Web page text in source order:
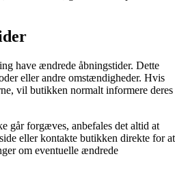
have ændrede åbningstider. Dette
eller andre omstændigheder. Hvis
vil butikken normalt informere deres
går forgæves, anbefales det altid at
eller kontakte butikken direkte for at
om eventuelle ændrede